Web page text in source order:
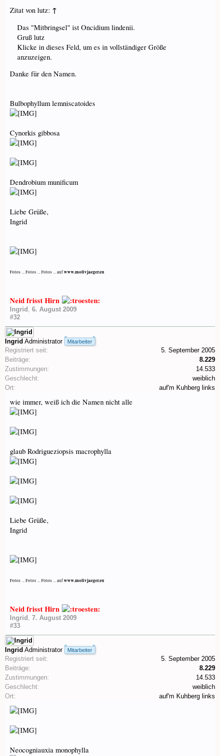
Zitat von lutz: ↑
Das "Mitbringsel" ist Oncidium lindenii.
Gruß lutz
Klicke in dieses Feld, um es in vollständiger Größe
anzuzeigen.
Danke für den Namen.
Bulbophyllum lemniscatoides
Cynorkis gibbosa
Dendrobium munificum
Liebe Grüße,
Ingrid
Fotos ... Fotos ... Fotos ... aufwww.motivjaeger.eu
Neid frisst Hirn
Ingrid , 6. August 2009
#32
Ingrid Administrator Mitarbeiter
Registriert seit:
5. September 2005
Beiträge:
8.229
Zustimmungen:
14.533
Geschlecht:
weiblich
Ort:
auf'm Kuhberg links
wie immer, weiß ich die Namen nicht alle
glaub Rodrigueziopsis macrophylla
Liebe Grüße,
Ingrid
Fotos ... Fotos ... Fotos ... aufwww.motivjaeger.eu
Neid frisst Hirn
Ingrid , 7. August 2009
#33
Ingrid Administrator Mitarbeiter
Registriert seit:
5. September 2005
Beiträge:
8.229
Zustimmungen:
14.533
Geschlecht:
weiblich
Ort:
auf'm Kuhberg links
Neocogniauxia monophylla